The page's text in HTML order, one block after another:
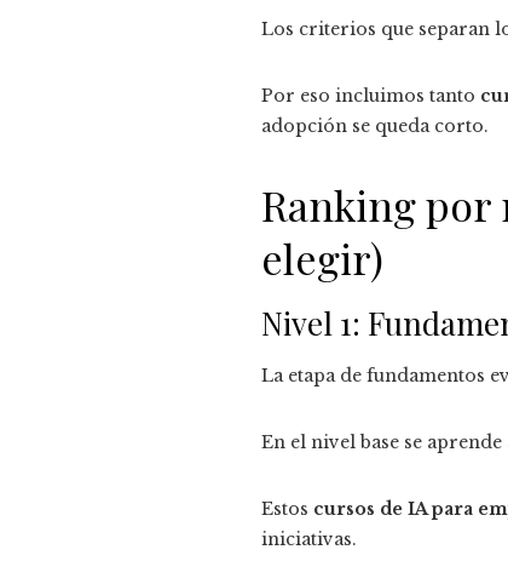
Los criterios que separan
Por eso incluimos tanto
adopción se queda corto.
Ranking por
elegir)
Nivel 1:
La etapa de fundamentos
En el nivel base se
Estos cursos de IA para
iniciativas.